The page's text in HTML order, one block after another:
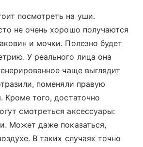
посмотреть на уши.
не очень хорошо получаются
и мочки. Полезно будет
У реального лица она
чаще выглядит
поменяли правую
Кроме того, достаточно
смотреться аксессуары:
Может даже показаться,
В таких случаях точно